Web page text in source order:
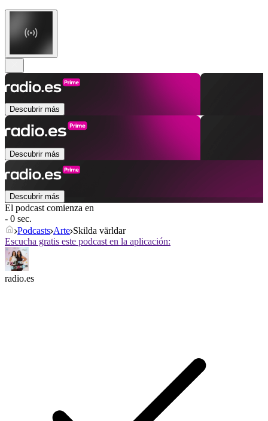
Descubrir más
Descubrir más
Descubrir más
El podcast comienza en
- 0 sec.
Podcasts Arte Skilda världar
Escucha gratis este podcast en la aplicación:
radio.es